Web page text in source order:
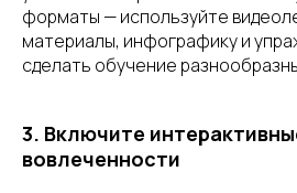
форматы — используйте
материалы, инфографику и
сделать обучение
3. Включите
вовлеченности